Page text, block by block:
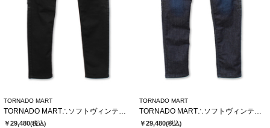
TORNADO MART
TORNADO MART∴ソフトヴィンテージスリムデニム
￥29,480(税込)
TORNADO MART
TORNADO MART∴ソフトヴィンテージスリムデニム
￥29,480(税込)